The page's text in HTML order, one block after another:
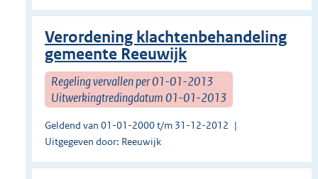
Verordening klachtenbehandeling
gemeente Reeuwijk
Regeling vervallen per 01-01-2013
Uitwerkingtredingdatum 01-01-2013
Geldend van 01-01-2000 t/m 31-12-2012
Uitgegeven door: Reeuwijk